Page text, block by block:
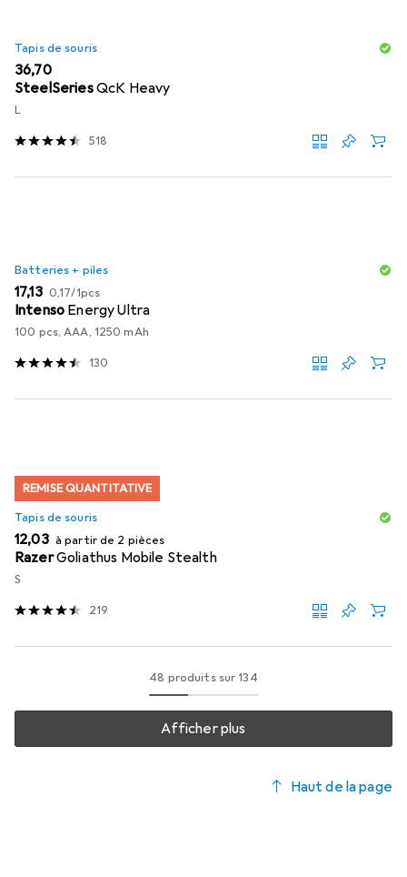
Tapis de souris
EUR
36,70
SteelSeriesQcK Heavy
L
518
Batteries + piles
EUR
17,13 EUR
0,17/1pcs
Intenso Energy Ultra
100 pcs, AAA, 1250 mAh
130
REMISE QUANTITATIVE
Tapis de souris
EUR
12,03 à partir de 2 pièces
RazerGoliathus Mobile Stealth
S
219
48 produits sur 134
Afficher plus
Haut de la page